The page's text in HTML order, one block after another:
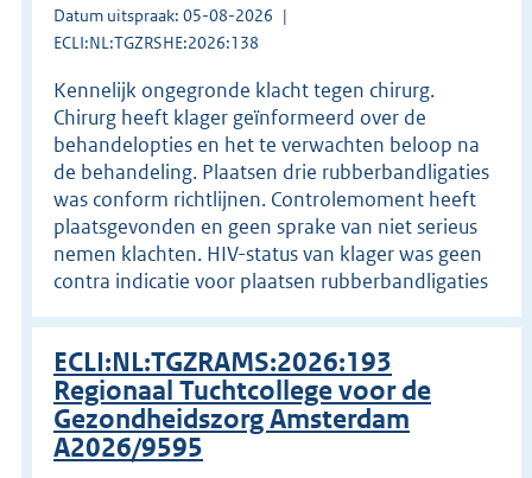
Datum uitspraak: 05-08-2026
ECLI:NL:TGZRSHE:2026:138
Kennelijk ongegronde klacht tegen chirurg.
Chirurg heeft klager geïnformeerd over de
behandelopties en het te verwachten beloop na
de behandeling. Plaatsen drie rubberbandligaties
was conform richtlijnen. Controlemoment heeft
plaatsgevonden en geen sprake van niet serieus
nemen klachten. HIV-status van klager was geen
contra indicatie voor plaatsen rubberbandligaties
ECLI:NL:TGZRAMS:2026:193
Regionaal Tuchtcollege voor de
Gezondheidszorg Amsterdam
A2026/9595